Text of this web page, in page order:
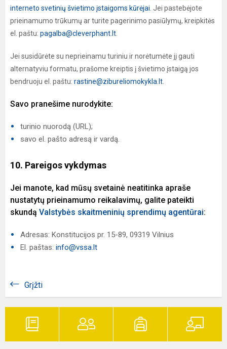
interneto svetinių švietimo įstaigoms kūrėjai . Jei pastebėjote
prieinamumo trūkumų ar turite pagerinimo pasiūlymų, kreipkitės
el. paštu: pagalba@cleverphant.lt
Jei susidūrėte su neprieinamu turiniu ir norėtumėte jį gauti
alternatyviu formatu, prašome kreiptis į švietimo įstaigą jos
bendruoju el. paštu: rastine@zibureliomokykla.lt
Savo pranešime nurodykite:
turinio nuorodą (URL);
savo el. pašto adresą ir vardą.
10. Pareigos vykdymas
Jei manote, kad mūsų svetainė neatitinka apraše
nustatytų prieinamumo reikalavimų, galite pateikti
skundą Valstybės skaitmeninių sprendimų agentūrai:
Adresas: Konstitucijos pr. 15-89, 09319 Vilnius
El. paštas: info@vssa.lt
Grįžti